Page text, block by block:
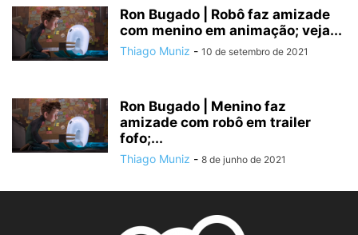
Ron Bugado | Robô faz amizade
com menino em animação; veja...
Thiago Muniz - 10 de setembro de 2021
Ron Bugado | Menino faz
amizade com robô em trailer
fofo;...
Thiago Muniz - 8 de junho de 2021